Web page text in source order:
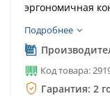
эргономичная
комфортной.
Подробнее
Код товара:
Гарантия: 2